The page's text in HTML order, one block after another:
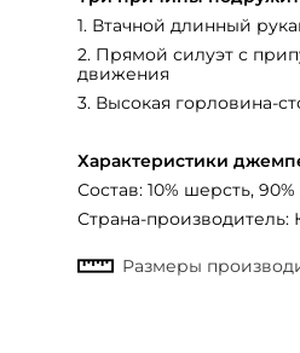
1. Втачной длинный
2. Прямой силуэт с
движения
3. Высокая горловина-
Характеристики
Состав: 10% шерсть, 90%
Страна-производитель: